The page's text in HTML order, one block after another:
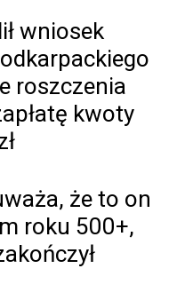
wniosek
roszczenia
kwoty
że to on
roku 500+,